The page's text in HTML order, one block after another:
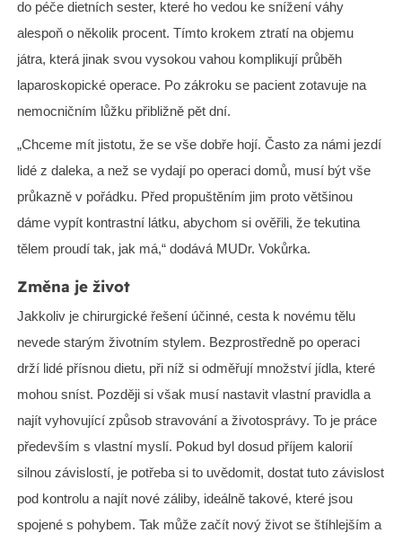
do péče dietních sester, které ho vedou ke snížení váhy
alespoň o několik procent. Tímto krokem ztratí na objemu
játra, která jinak svou vysokou vahou komplikují průběh
laparoskopické operace. Po zákroku se pacient zotavuje na
nemocničním lůžku přibližně pět dní.
„Chceme mít jistotu, že se vše dobře hojí. Často za námi jezdí
lidé z daleka, a než se vydají po operaci domů, musí být vše
průkazně v pořádku. Před propuštěním jim proto většinou
dáme vypít kontrastní látku, abychom si ověřili, že tekutina
tělem proudí tak, jak má,“ dodává MUDr. Vokůrka.
Změna je život
Jakkoliv je chirurgické řešení účinné, cesta k novému tělu
nevede starým životním stylem. Bezprostředně po operaci
drží lidé přísnou dietu, při níž si odměřují množství jídla, které
mohou sníst. Později si však musí nastavit vlastní pravidla a
najít vyhovující způsob stravování a životosprávy. To je práce
především s vlastní myslí. Pokud byl dosud příjem kalorií
silnou závislostí, je potřeba si to uvědomit, dostat tuto závislost
pod kontrolu a najít nové záliby, ideálně takové, které jsou
spojené s pohybem. Tak může začít nový život se štíhlejším a